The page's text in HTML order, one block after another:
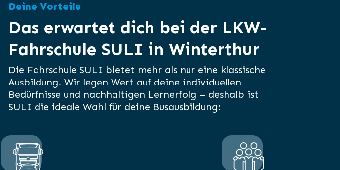
Deine Vorteile
Das erwartet dich bei der LKW-
Fahrschule SULI in Winterthur
Die Fahrschule SULI bietet mehr als nur eine klassische
Ausbildung. Wir legen Wert auf deine individuellen
Bedürfnisse und nachhaltigen Lernerfolg – deshalb ist
SULI die ideale Wahl für deine Busausbildung: